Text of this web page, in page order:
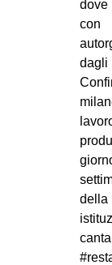
dove